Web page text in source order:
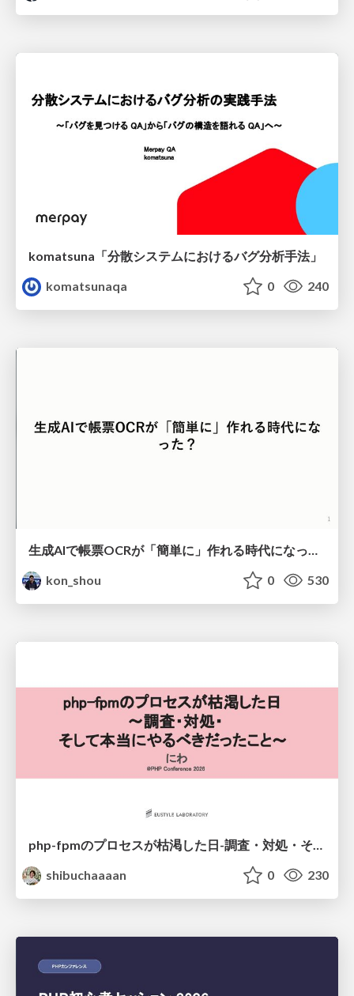
komatsuna「分散システムにおけるバグ分析手法」
komatsunaqa
0 240
生成AIで帳票OCRが「簡単に」作れる時代になった？
kon_shou
0 530
shibuchaaaan
0 230